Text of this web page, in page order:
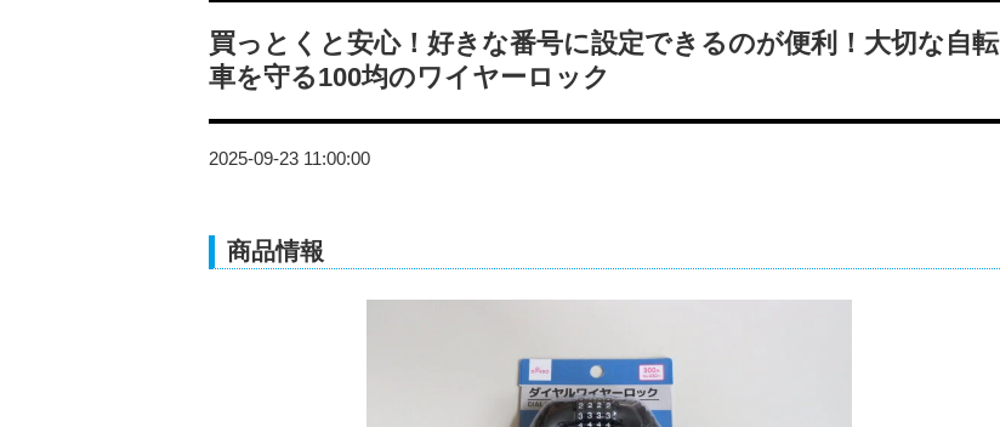
買っとくと安心！好きな番号に設定できるのが便利！大切な自転
車を守る100均のワイヤーロック
2025-09-23 11:00:00
商品情報